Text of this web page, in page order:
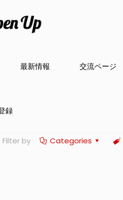
最新情報 交流ページ
録
Filter by Categories